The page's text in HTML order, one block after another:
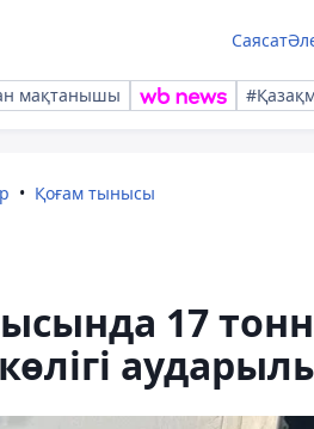
Саясат
мақтанышы
Қоғам тынысы
17